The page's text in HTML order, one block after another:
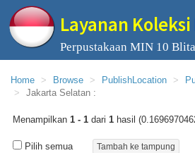
Layanan
Perpustakaan MIN 10
Home Browse PublishLocation
Jakarta Selatan :
Menampilkan 1 - 1 dari 1 hasil
Pilih semua